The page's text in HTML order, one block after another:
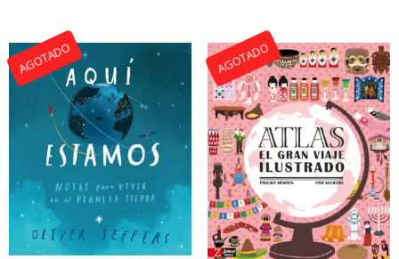
AGOTADO AGOTADO